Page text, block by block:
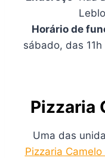
Horário de
sábado, das
Pizzaria
Uma das
Pizzaria Camelo